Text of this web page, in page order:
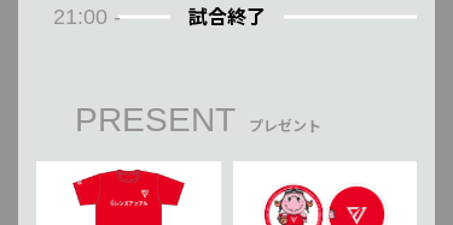
21:00 - 試合終了
PRESENT プレゼント